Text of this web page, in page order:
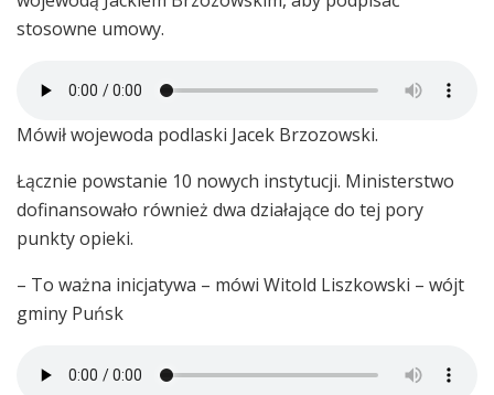
stosowne umowy.
Mówił wojewoda podlaski Jacek Brzozowski.
Łącznie powstanie 10 nowych instytucji. Ministerstwo
dofinansowało również dwa działające do tej pory
punkty opieki.
– To ważna inicjatywa – mówi Witold Liszkowski – wójt
gminy Puńsk